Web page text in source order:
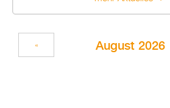
Au­gust 2026
«